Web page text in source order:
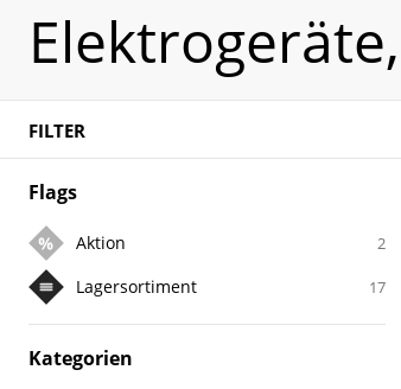
FILTER
Flags
Aktion 2
Lagersortiment 17
Kategorien